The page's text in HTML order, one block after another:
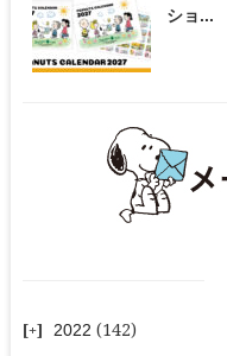
ショ...
2022 (142)